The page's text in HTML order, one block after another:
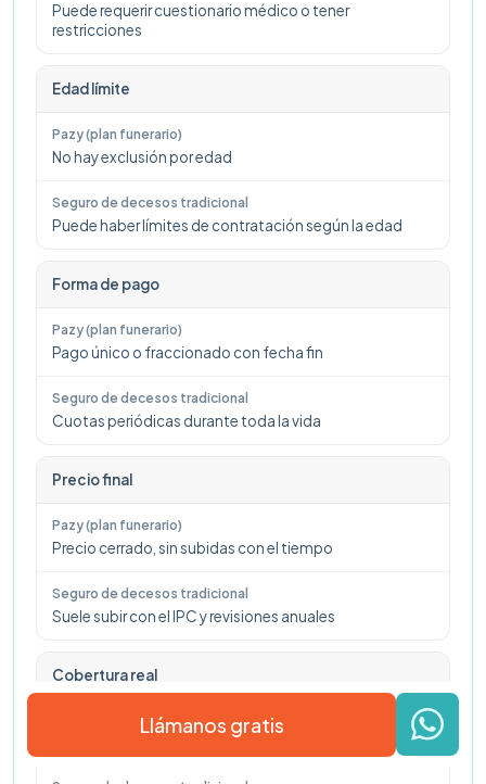
Llámanos gratis
Puede requerir cuestionario médico o tener
restricciones
Edad límite
No hay exclusión por edad
Puede haber límites de contratación según la edad
Forma de pago
Pago único o fraccionado con fecha fin
Cuotas periódicas durante toda la vida
Precio final
Precio cerrado, sin subidas con el tiempo
Suele subir con el IPC y revisiones anuales
Cobertura real
Servicios funerarios contratados por adelantado